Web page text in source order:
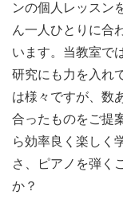
ンの個人レッスン
ん一人ひとりに合
います。当教室で
研究にも力を入れ
は様々ですが、数
合ったものをご提
ら効率良く楽しく
さ、ピアノを弾く
か？